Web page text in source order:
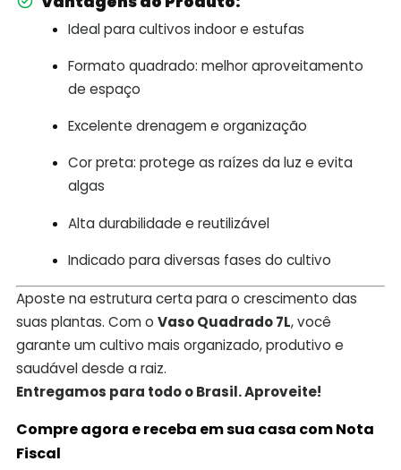
Ideal para cultivos indoor e estufas
Formato quadrado: melhor aproveitamento
de espaço
Excelente drenagem e organização
Cor preta: protege as raízes da luz e evita
algas
Alta durabilidade e reutilizável
Indicado para diversas fases do cultivo
Aposte na estrutura certa para o crescimento das
suas plantas. Com o Vaso Quadrado 7L, você
garante um cultivo mais organizado, produtivo e
saudável desde a raiz.
Entregamos para todo o Brasil. Aproveite!
Compre agora e receba em sua casa com Nota
Fiscal